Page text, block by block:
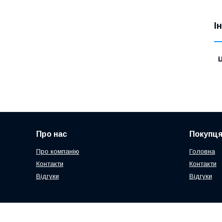
Про нас
Про компанію
Контакти
Відгуки
Головна
Контакти
Відгуки